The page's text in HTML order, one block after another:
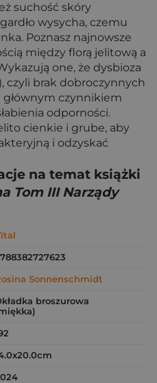
suchość skóry
wysycha, czemu
Poznasz najnowsze
między florą jelitową a
one, że dysbioza
czyli brak dobroczynnych
czynnikiem
odporności.
cienkie i grube, aby
i odzyskać
na temat książki
Tom III Narządy
Sonnenschmidt
broszurowa